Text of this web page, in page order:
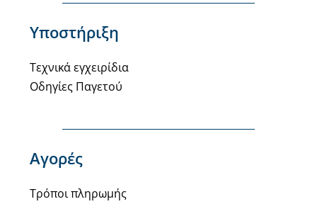
Υποστήριξη
Τεχνικά εγχειρίδια
Οδηγίες Παγετού
Αγορές
Τρόποι πληρωμής